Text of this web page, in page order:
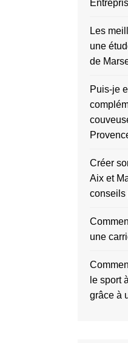
Les
une
de
Puis-je
Créer
Aix et
conseils
une
le sport
grâce à